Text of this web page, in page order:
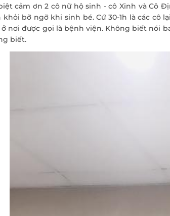
cảm ơn 2 cô nữ hộ sinh - cô Xinh và Cô
khỏi bỡ ngỡ khi sinh bé. Cứ 30-1h là các cô
nơi được gọi là bệnh viện. Không biết nói
biết.